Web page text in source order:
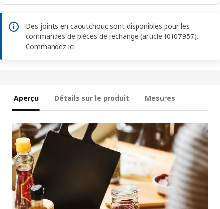
Des joints en caoutchouc sont disponibles pour les
commandes de pièces de rechange (article 10107957).
Commandez ici
Aperçu Détails sur le produit Mesures